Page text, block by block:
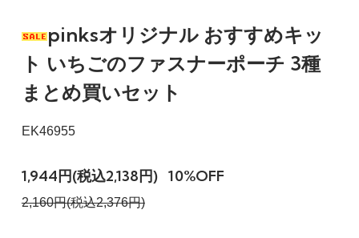
pinksオリジナル おすすめキッ
ト いちごのファスナーポーチ 3種
まとめ買いセット
EK46955
1,944円(税込2,138円) 10%OFF
2,160円(税込2,376円)